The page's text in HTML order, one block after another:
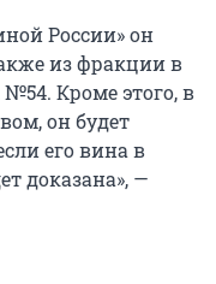
России» он
из фракции в
Кроме этого, в
он будет
его вина в
доказана», —